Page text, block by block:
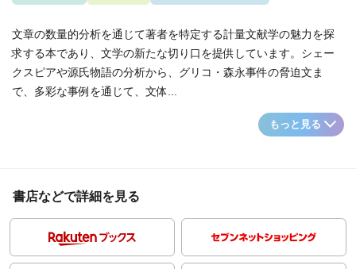
文章の数量的分析を通じて著者を特定する計量文献学の魅力を探
求する本であり、文学の新たな切り口を提供しています。シェー
クスピアや源氏物語の分析から、グリコ・森永事件の脅迫文ま
で、多彩な事例を通じて、文体...
もっと見る
書店などで詳細を見る